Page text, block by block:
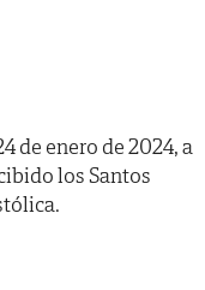
de enero de 2024, a
los Santos